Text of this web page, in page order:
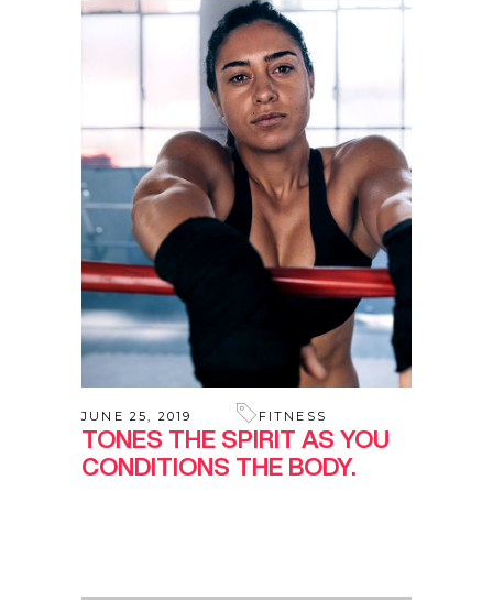
JUNE 25, 2019 FITNESS
TONES THE SPIRIT AS YOU
CONDITIONS THE BODY.